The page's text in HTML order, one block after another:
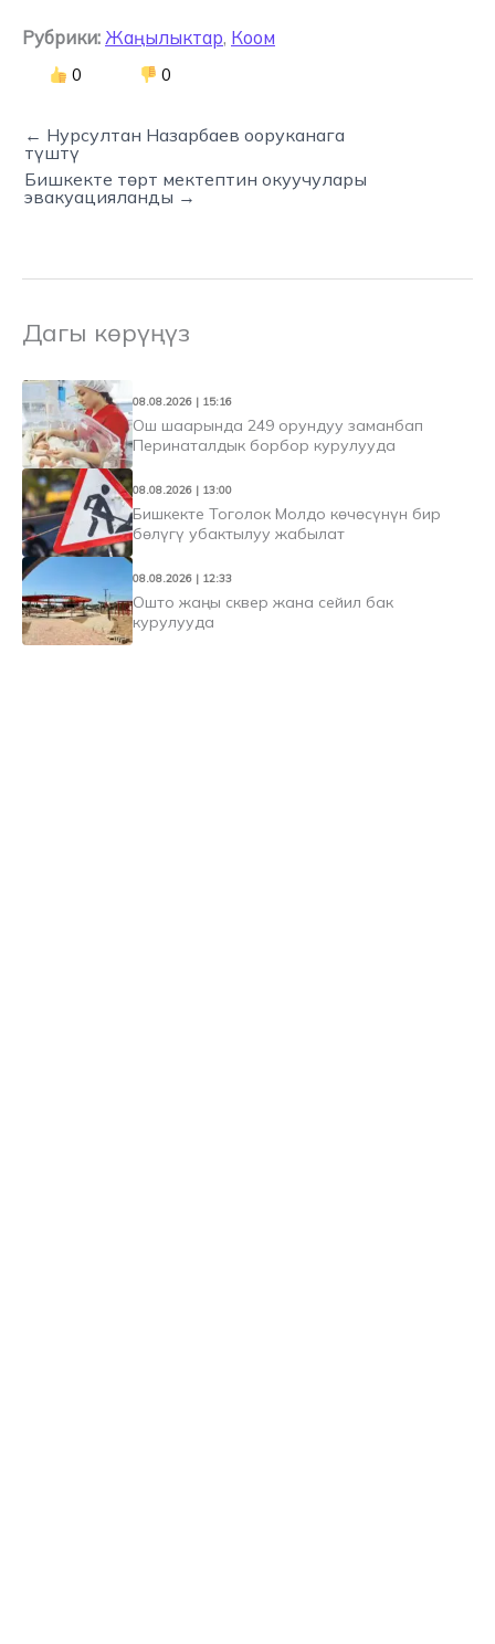
Рубрики: Жаңылыктар, Коом
0 0
← Нурсултан Назарбаев ооруканага
түштү
Бишкекте төрт мектептин окуучулары
эвакуацияланды →
Дагы көрүңүз
08.08.2026 | 15:16
Ош шаарында 249 орундуу заманбап
Перинаталдык борбор курулууда
08.08.2026 | 13:00
Бишкекте Тоголок Молдо көчөсүнүн бир
бөлүгү убактылуу жабылат
08.08.2026 | 12:33
Ошто жаңы сквер жана сейил бак
курулууда